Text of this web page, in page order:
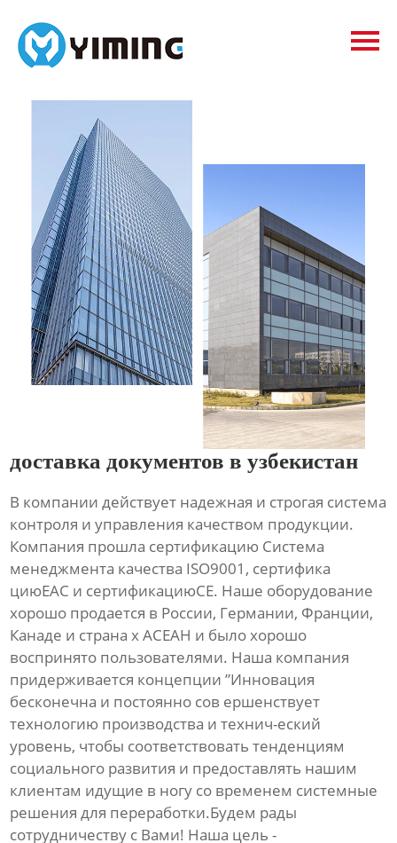
Tags
видео
доставка документов в узбекистан
В компании действует надежная и строгая система
контроля и управления качеством продукции.
Компания прошла сертификацию Система
менеджмента качества ISO9001, сертифика
циюЕАС и сертификациюСЕ. Наше оборудование
хорошо продается в России, Германии, Франции,
Канаде и страна х АСЕАН и было хорошо
воспринято пользователями. Наша компания
придерживается концепции ”Инновация
бесконечна и постоянно сов ершенствует
технологию производства и технич-еский
уровень, чтобы соответствовать тенденциям
социального развития и предоставлять нашим
клиентам идущие в ногу со временем системные
решения для переработки.Будем рады
сотрудничеству с Вами! Наша цель -